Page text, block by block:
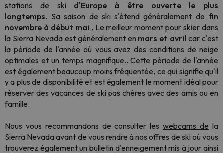
stations de ski d'Europe à être ouverte le plus
longtemps. Sa saison de ski s'étend généralement de fin
novembre à début mai . Le meilleur moment pour skier dans
la Sierra Nevada est généralement en mars et avril car c'est
la période de l'année où vous avez des conditions de neige
optimales et un temps magnifique.. Cette période de l'année
est également beaucoup moins fréquentée, ce qui signifie qu'il
y a plus de disponibilité et est également le moment idéal pour
réserver des vacances de ski pas chères avec des amis ou en
famille.
Nous vous recommandons de consulter les webcams de la
Sierra Nevada avant de vous rendre à nos offres de ski où vous
trouverez également un bulletin d'enneigement mis à jour ainsi